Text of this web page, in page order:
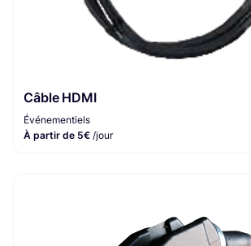
Câble HDMI
Événementiels
À partir de 5€ /jour